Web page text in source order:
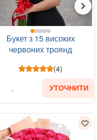
Букет з 15 високих
червоних троянд
(4)
УТОЧНИТИ